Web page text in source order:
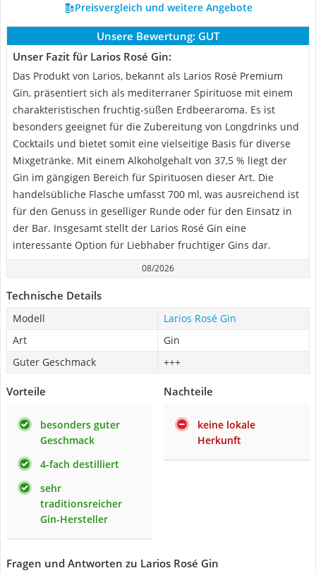
Preisvergleich und weitere Angebote
Unsere Bewertung: GUT
Unser Fazit für Larios Rosé Gin:
Das Produkt von Larios, bekannt als Larios Rosé Premium
Gin, präsentiert sich als mediterraner Spirituose mit einem
charakteristischen fruchtig-süßen Erdbeeraroma. Es ist
besonders geeignet für die Zubereitung von Longdrinks und
Cocktails und bietet somit eine vielseitige Basis für diverse
Mixgetränke. Mit einem Alkoholgehalt von 37,5 % liegt der
Gin im gängigen Bereich für Spirituosen dieser Art. Die
handelsübliche Flasche umfasst 700 ml, was ausreichend ist
für den Genuss in geselliger Runde oder für den Einsatz in
der Bar. Insgesamt stellt der Larios Rosé Gin eine
interessante Option für Liebhaber fruchtiger Gins dar.
08/2026
Technische Details
Modell
Larios Rosé Gin
Art
Gin
Guter Geschmack
+++
Vorteile
besonders guter
Geschmack
4-fach destilliert
sehr
traditionsreicher
Gin-Hersteller
Nachteile
keine lokale
Herkunft
Fragen und Antworten zu Larios Rosé Gin